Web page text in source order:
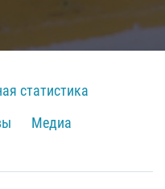
статистика
Медиа